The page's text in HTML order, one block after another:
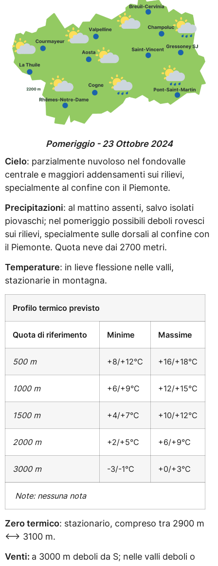
Pomeriggio - 23 Ottobre 2024
Cielo: parzialmente nuvoloso nel fondovalle
centrale e maggiori addensamenti sui rilievi,
specialmente al confine con il Piemonte.
Precipitazioni: al mattino assenti, salvo isolati
piovaschi; nel pomeriggio possibili deboli rovesci
sui rilievi, specialmente sulle dorsali al confine con
il Piemonte. Quota neve dai 2700 metri.
Temperature: in lieve flessione nelle valli,
stazionarie in montagna.
Profilo termico previsto
Quota di riferimento Minime Massime
500 m +8/+12°C +16/+18°C
1000 m +6/+9°C +12/+15°C
1500 m +4/+7°C +10/+12°C
2000 m +2/+5°C +6/+9°C
3000 m -3/-1°C +0/+3°C
Note: nessuna nota
Zero termico: stazionario, compreso tra 2900 m
<–> 3100 m.
Venti: a 3000 m deboli da S; nelle valli deboli o